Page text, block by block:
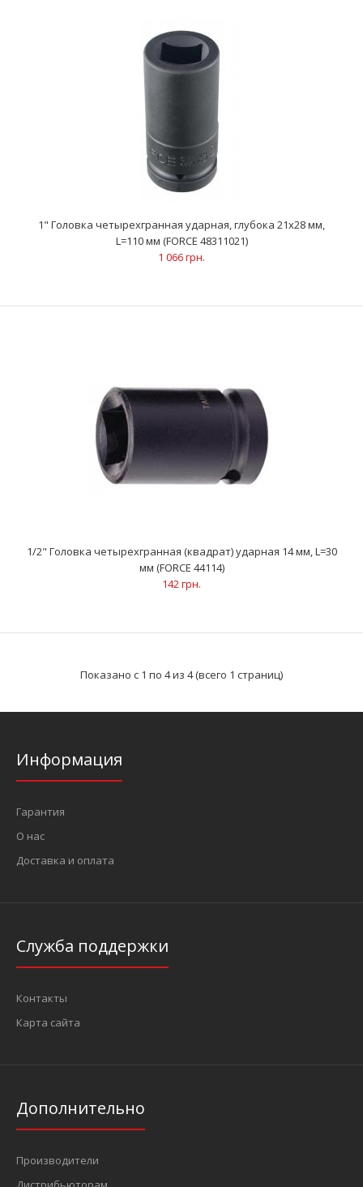
1 066 грн.
1/2" Головка четырехгранная (квадрат) ударная 14 мм, L=30
1" Головка четырехгранная ударная, глубока 21x28 мм,
L=110 мм (FORCE 48311021)
1 066 грн.
1/2" Головка четырехгранная (квадрат) ударная 14 мм, L=30
мм (FORCE 44114)
142 грн.
Показано с 1 по 4 из 4 (всего 1 страниц)
Информация
Гарантия
О нас
Доставка и оплата
Служба поддержки
Контакты
Карта сайта
Дополнительно
Производители